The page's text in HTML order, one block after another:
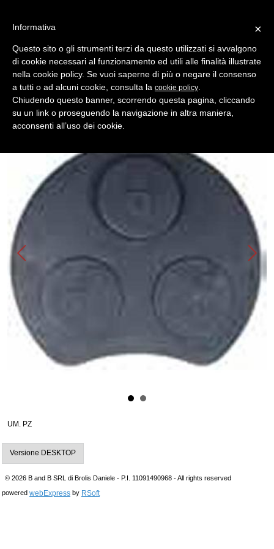
Indietro
Shell- Keys ( Gusci Auto ) > SMART
cover 3 p smart
UM. PZ
Versione DESKTOP
© 2026 B and B SRL di Brolis Daniele - P.I. 11091490968 - All rights reserved
powered webExpress by RSoft
×
Informativa
Questo sito o gli strumenti terzi da questo utilizzati si avvalgono
di cookie necessari al funzionamento ed utili alle finalità illustrate
nella cookie policy. Se vuoi saperne di più o negare il consenso
a tutti o ad alcuni cookie, consulta la cookie policy
Chiudendo questo banner, scorrendo questa pagina, cliccando
su un link o proseguendo la navigazione in altra maniera,
acconsenti all’uso dei cookie.